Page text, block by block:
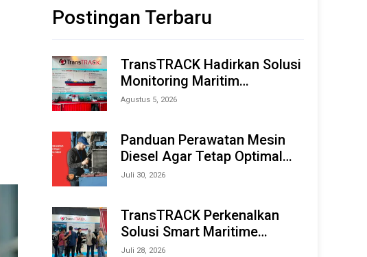
Postingan Terbaru
TransTRACK Hadirkan Solusi
Monitoring Maritim
Terintegrasi Berbasis AI &
Offshore Expo (IMOX) 2026
Agustus 5, 2026
Panduan Perawatan Mesin
Diesel Agar Tetap Optimal
dan Tahan Lama
Juli 30, 2026
TransTRACK Perkenalkan
Solusi Smart Maritime
Monitoring Berbasis AI dan
Juli 28, 2026